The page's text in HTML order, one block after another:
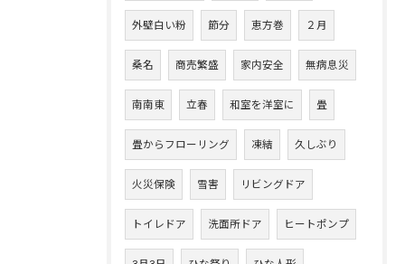
外壁白い粉 節分 恵方巻 ２月
桑名 商売繁盛 家内安全 無病息災
南南東 立春 和室を洋室に 畳
畳からフローリング 凍結 久しぶり
火災保険 雪害 リビングドア
トイレドア 洗面所ドア ヒートポンプ